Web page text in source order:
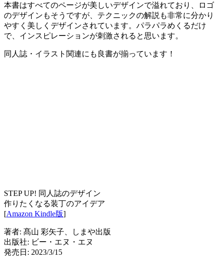
本書はすべてのページが美しいデザインで溢れており、ロゴ
のデザインもそうですが、テクニックの解説も非常に分かり
やすく美しくデザインされています。パラパラめくるだけ
で、インスピレーションが刺激されると思います。
同人誌・イラスト関連にも良書が揃っています！
STEP UP! 同人誌のデザイン
作りたくなる装丁のアイデア
[Amazon Kindle版]
著者: 髙山 彩矢子、しまや出版
出版社: ビー・エヌ・エヌ
発売日: 2023/3/15